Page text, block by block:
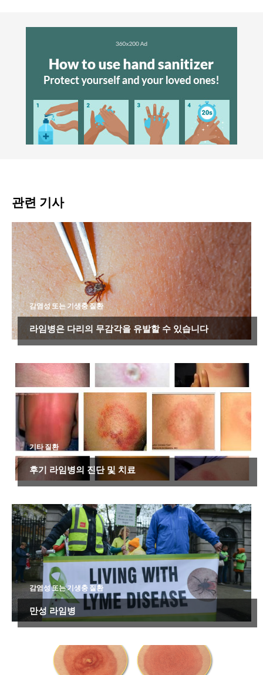
관련 기사
감염성 또는 기생충 질환
라임병은 다리의 무감각을 유발할 수 있습니다
기타 질환
후기 라임병의 진단 및 치료
감염성 또는 기생충 질환
만성 라임병